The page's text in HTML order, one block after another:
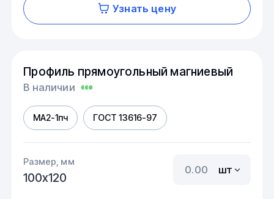
Узнать цену
Профиль прямоугольный магниевый
В наличии
МА2-1пч ГОСТ 13616-97
Размер, мм
100х120
шт